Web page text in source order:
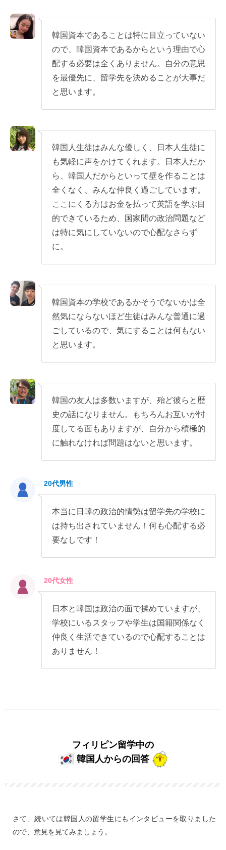
韓国資本であることは特に目立っていない
ので、韓国資本であるからという理由で心
配する必要は全くありません。自分の意思
を最優先に、留学先を決めることが大事だ
と思います。
韓国人生徒はみんな優しく、日本人生徒に
も気軽に声をかけてくれます。日本人だか
ら、韓国人だからといって壁を作ることは
全くなく、みんな仲良く過ごしています。
ここにくる方はお金を払って英語を学ぶ目
的できているため、国家間の政治問題など
は特に気にしていないので心配なさらず
に。
韓国資本の学校であるかそうでないかは全
然気にならないほど生徒はみんな普通に過
ごしているので、気にすることは何もない
と思います。
韓国の友人は多数いますが、殆ど彼らと歴
史の話になりません。もちろんお互いが忖
度してる面もありますが、自分から積極的
に触れなければ問題はないと思います。
20代男性
本当に日韓の政治的情勢は留学先の学校に
は持ち出されていません！何も心配する必
要なしです！
20代女性
日本と韓国は政治の面で揉めていますが、
学校にいるスタッフや学生は国籍関係なく
仲良く生活できているので心配することは
ありません！
フィリピン留学中の
韓国人からの回答
さて、続いては韓国人の留学生にもインタビューを取りました
ので、意見を見てみましょう。